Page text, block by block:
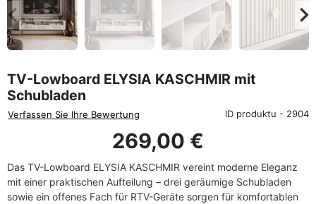
Zurück
TV-Lowboard ELYSIA KASCHMIR mit
Schubladen
Verfassen Sie Ihre Bewertung ID produktu - 2904
269,00 €
Das TV-Lowboard ELYSIA KASCHMIR vereint moderne Eleganz
mit einer praktischen Aufteilung – drei geräumige Schubladen
sowie ein offenes Fach für RTV-Geräte sorgen für komfortablen